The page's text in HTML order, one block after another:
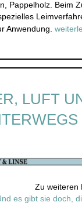
Pappelholz. Beim
Anwendung. C
U
–
e
n
K
LUFT
Zu weiteren
es gibt sie doch,